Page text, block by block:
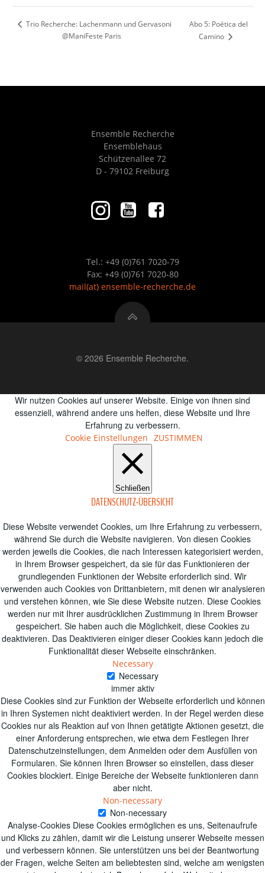
Trio Recherche: Lachenmann und Gervasoni
@ManiFeste Paris
Abo 5: Poética del
Camino
Ensemble Recherche
Ensemblehaus
Schützenallee 72
D - 79102 Freiburg
Tel.: +49 (0)761 7020-79
Fax: +49 (0)761 7020-80
mail(at) ensemble-recherche.de
© 2026 Ensemble Recherche.
Wir nutzen Cookies auf unserer Website. Einige von ihnen sind
essenziell, während andere uns helfen, diese Website und Ihre
Erfahrung zu verbessern.
Cookie Einstellungen ZUSTIMMEN
Schließen
DATENSCHUTZ-ÜBERSICHT
Diese Website verwendet Cookies, um Ihre Erfahrung zu verbessern,
während Sie durch die Website navigieren. Von diesen Cookies
werden jeweils die Cookies, die nach Interessen kategorisiert werden,
in Ihrem Browser gespeichert, da sie für das Funktionieren der
grundlegenden Funktionen der Website erforderlich sind. Wir
verwenden auch Cookies von Drittanbietern, mit denen wir analysieren
und verstehen können, wie Sie diese Website nutzen. Diese Cookies
werden nur mit Ihrer ausdrücklichen Zustimmung in Ihrem Browser
gespeichert. Sie haben auch die Möglichkeit, diese Cookies zu
deaktivieren. Das Deaktivieren einiger dieser Cookies kann jedoch die
Funktionalität dieser Webseite einschränken.
Necessary
Necessary
immer aktiv
Diese Cookies sind zur Funktion der Webseite erforderlich und können
in Ihren Systemen nicht deaktiviert werden. In der Regel werden diese
Cookies nur als Reaktion auf von Ihnen getätigte Aktionen gesetzt, die
einer Anforderung entsprechen, wie etwa dem Festlegen Ihrer
Datenschutzeinstellungen, dem Anmelden oder dem Ausfüllen von
Formularen. Sie können Ihren Browser so einstellen, dass dieser
Cookies blockiert. Einige Bereiche der Webseite funktionieren dann
aber nicht.
Non-necessary
Non-necessary
Analyse-Cookies Diese Cookies ermöglichen es uns, Seitenaufrufe
und Klicks zu zählen, damit wir die Leistung unserer Webseite messen
und verbessern können. Sie unterstützen uns bei der Beantwortung
der Fragen, welche Seiten am beliebtesten sind, welche am wenigsten